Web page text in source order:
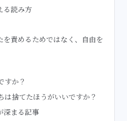
る読み方
を責めるためではなく、自由を
すか？
は捨てたほうがいいですか？
深まる記事